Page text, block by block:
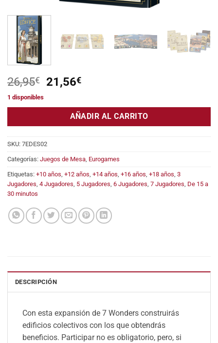
26,95€
El
original
26,95€.
21,56€El
actual
es:
21,56€.
1 disponibles
AÑADIR AL CARRITO
SKU: 7EDES02
Categorías: Juegos de Mesa, Eurogames
Etiquetas: +10 años, +12 años, +14 años, +16 años, +18 años, 3
Jugadores, 4 Jugadores, 5 Jugadores, 6 Jugadores, 7 Jugadores, De 15 a
30 minutos
DESCRIPCIÓN
Con esta expansión de 7 Wonders construirás
edificios colectivos con los que obtendrás
beneficios. Participar no es obligatorio, pero, si